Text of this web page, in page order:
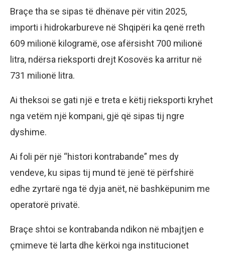
Braçe tha se sipas të dhënave për vitin 2025,
importi i hidrokarbureve në Shqipëri ka qenë rreth
609 milionë kilogramë, ose afërsisht 700 milionë
litra, ndërsa rieksporti drejt Kosovës ka arritur në
731 milionë litra.
Ai theksoi se gati një e treta e këtij rieksporti kryhet
nga vetëm një kompani, gjë që sipas tij ngre
dyshime.
Ai foli për një “histori kontrabande” mes dy
vendeve, ku sipas tij mund të jenë të përfshirë
edhe zyrtarë nga të dyja anët, në bashkëpunim me
operatorë privatë.
Braçe shtoi se kontrabanda ndikon në mbajtjen e
çmimeve të larta dhe kërkoi nga institucionet